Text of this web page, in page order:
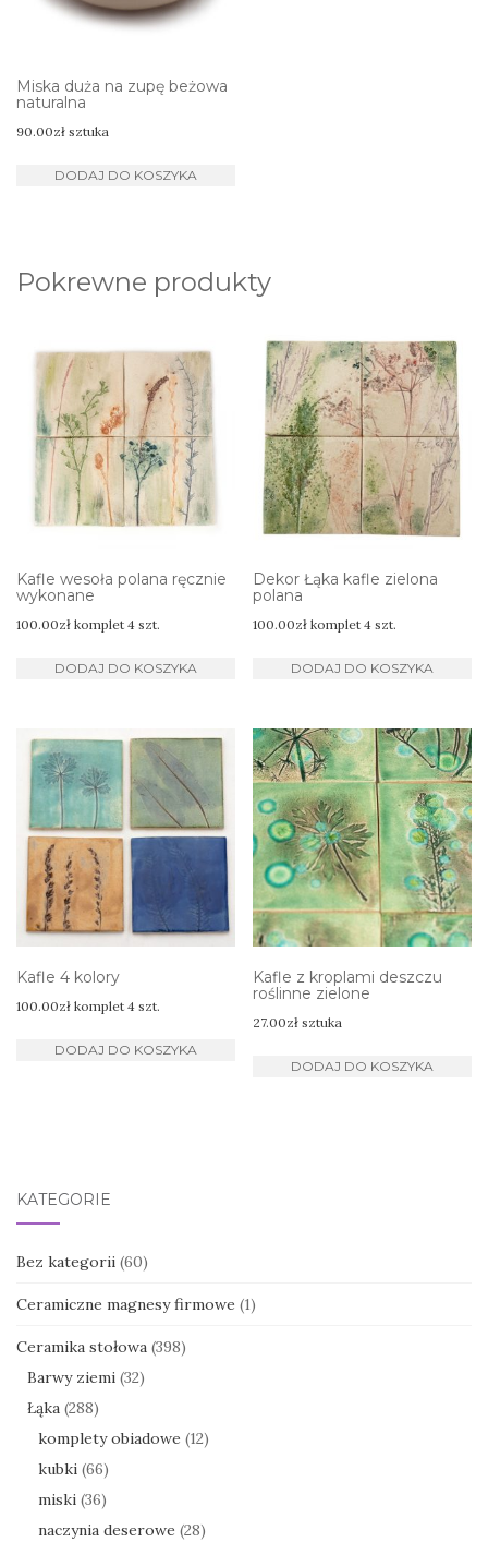
Miska duża na zupę beżowa
naturalna
90.00zł sztuka
DODAJ DO KOSZYKA
Pokrewne produkty
Kafle wesoła polana ręcznie
wykonane
100.00zł komplet 4 szt.
DODAJ DO KOSZYKA
Dekor Łąka kafle zielona
polana
100.00zł komplet 4 szt.
DODAJ DO KOSZYKA
Kafle 4 kolory
100.00zł komplet 4 szt.
DODAJ DO KOSZYKA
Kafle z kroplami deszczu
roślinne zielone
27.00zł sztuka
DODAJ DO KOSZYKA
KATEGORIE
Bez kategorii (60)
Ceramiczne magnesy firmowe (1)
Ceramika stołowa (398)
Barwy ziemi (32)
Łąka (288)
komplety obiadowe (12)
kubki (66)
miski (36)
naczynia deserowe (28)